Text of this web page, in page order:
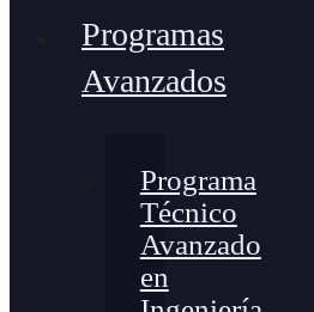
Programas
Avanzados
Programa
Técnico
Avanzado
en